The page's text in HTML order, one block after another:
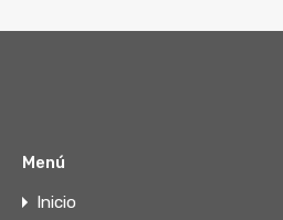
Menú
Inicio